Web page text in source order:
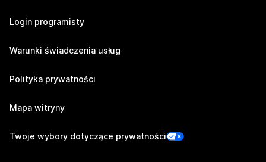
Login programisty
Warunki świadczenia usług
Polityka prywatności
Mapa witryny
Twoje wybory dotyczące prywatności